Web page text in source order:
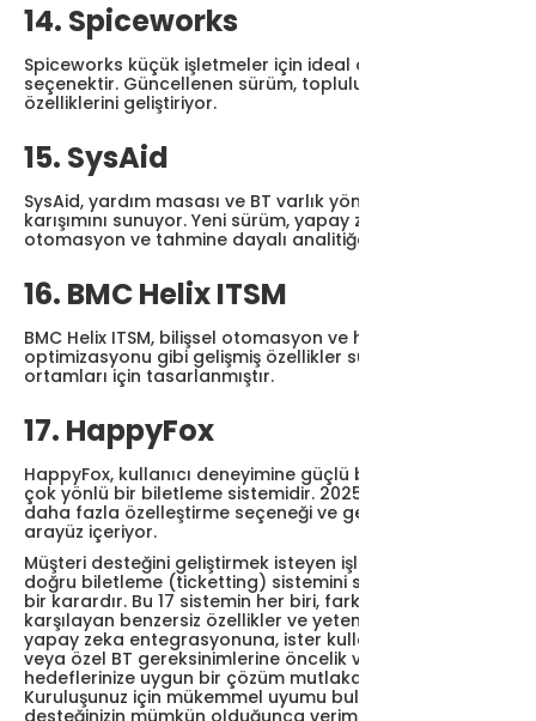
14. Spiceworks
Spiceworks küçük işletmeler için ideal olan ücretsiz bir
seçenektir. Güncellenen sürüm, topluluk tabanlı destek
özelliklerini geliştiriyor.
15. SysAid
SysAid, yardım masası ve BT varlık yönetiminin bir
karışımını sunuyor. Yeni sürüm, yapay zeka odaklı
otomasyon ve tahmine dayalı analitiğe odaklanıyor.
16. BMC Helix ITSM
BMC Helix ITSM, bilişsel otomasyon ve hizmet
optimizasyonu gibi gelişmiş özellikler sunan karmaşık BT
ortamları için tasarlanmıştır.
17. HappyFox
HappyFox, kullanıcı deneyimine güçlü bir vurgu yapan
çok yönlü bir biletleme sistemidir. 2025 güncellemesi
daha fazla özelleştirme seçeneği ve geliştirilmiş bir
arayüz içeriyor.
Müşteri desteğini geliştirmek isteyen işletmeler için
doğru biletleme (ticketting) sistemini seçmek stratejik
bir karardır. Bu 17 sistemin her biri, farklı iş ihtiyaçlarını
karşılayan benzersiz özellikler ve yetenekler sunar. İster
yapay zeka entegrasyonuna, ister kullanıcı deneyimine
veya özel BT gereksinimlerine öncelik verin,
hedeflerinize uygun bir çözüm mutlaka vardır.
Kuruluşunuz için mükemmel uyumu bulmak ve müşteri
desteğinizin mümkün olduğunca verimli ve etkili